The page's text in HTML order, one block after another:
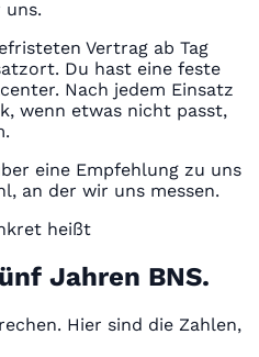
uns.
Vertrag ab Tag
Du hast eine feste
Nach jedem Einsatz
wenn etwas nicht passt,
eine Empfehlung zu uns
an der wir uns messen.
heißt
Jahren BNS.
Hier sind die Zahlen,